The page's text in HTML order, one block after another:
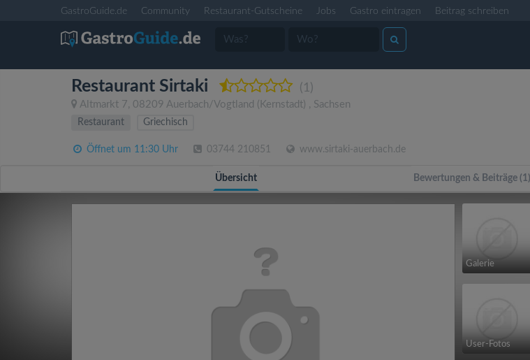
GastroGuide.de Community Restaurant-Gutscheine Jobs Gastro eintragen Beitrag schreiben
Restaurant Sirtaki (1)
Altmarkt 7, 08209 Auerbach/Vogtland (Kernstadt) , Sachsen
Restaurant
Griechisch
Öffnet um 11:30 Uhr 03744 210851 www.sirtaki-auerbach.de
Übersicht Bewertungen & Beiträge (1)
Galerie
User-Fotos